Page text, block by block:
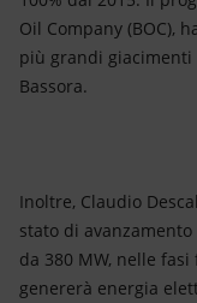
Oil Company (BOC),
più grandi
Bassora.
Inoltre, Claudio
stato di
da 380 MW, nelle
genererà energia